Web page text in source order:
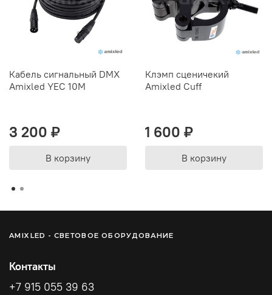
Кабель сигнальный DMX
Amixled YEC 10М
3 200 ₽
В корзину
Клэмп сценичекий
Amixled Сuff
1 600 ₽
В корзину
AMIXLED - СВЕТОВОЕ ОБОРУДОВАНИЕ
Контакты
+7 915 055 39 63